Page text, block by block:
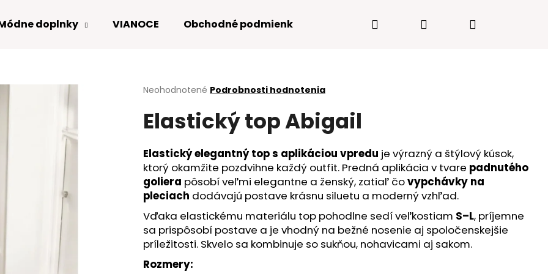
doplnky VIANOCE Obchodné podmienky Kontakty Hľadať PrihlásenieNákupný
Priemerné
produktu
je
z
5
hviezdičiek.
Neohodnotené Podrobnosti hodnotenia
Elastický top Abigail
Elastický elegantný top s aplikáciou vpredu je výrazný a štýlový kúsok,
ktorý okamžite pozdvihne každý outfit. Predná aplikácia v tvare padnutého
goliera pôsobí veľmi elegantne a ženský, zatiaľ čovypchávky na
pleciach dodávajú postave krásnu siluetu a moderný vzhľad.
Vďaka elastickému materiálu top pohodlne sedí veľkostiam S–L, príjemne
sa prispôsobí postave a je vhodný na bežné nosenie aj spoločenskejšie
príležitosti. Skvelo sa kombinuje so sukňou, nohavicami aj sakom.
Rozmery:
HĽADAŤ
Odporúčame
Nasledujúce